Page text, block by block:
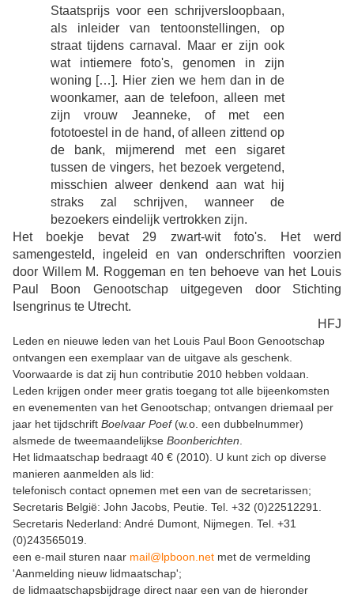
Staatsprijs voor een schrijversloopbaan,
als inleider van tentoonstellingen, op
straat tijdens carnaval. Maar er zijn ook
wat intiemere foto's, genomen in zijn
woning […]. Hier zien we hem dan in de
woonkamer, aan de telefoon, alleen met
zijn vrouw Jeanneke, of met een
fototoestel in de hand, of alleen zittend op
de bank, mijmerend met een sigaret
tussen de vingers, het bezoek vergetend,
misschien alweer denkend aan wat hij
straks zal schrijven, wanneer de
bezoekers eindelijk vertrokken zijn.
Het boekje bevat 29 zwart-wit foto's. Het werd
samengesteld, ingeleid en van onderschriften voorzien
door Willem M. Roggeman en ten behoeve van het Louis
Paul Boon Genootschap uitgegeven door Stichting
Isengrinus te Utrecht.
HFJ
Leden en nieuwe leden van het Louis Paul Boon Genootschap
ontvangen een exemplaar van de uitgave als geschenk.
Voorwaarde is dat zij hun contributie 2010 hebben voldaan.
Leden krijgen onder meer gratis toegang tot alle bijeenkomsten
en evenementen van het Genootschap; ontvangen driemaal per
jaar het tijdschrift Boelvaar Poef(w.o. een dubbelnummer)
alsmede de tweemaandelijkse Boonberichten
Het lidmaatschap bedraagt 40 € (2010). U kunt zich op diverse
manieren aanmelden als lid:
telefonisch contact opnemen met een van de secretarissen;
Secretaris België: John Jacobs, Peutie. Tel. +32 (0)22512291.
Secretaris Nederland: André Dumont, Nijmegen. Tel. +31
(0)243565019.
een e-mail sturen naar mail@lpboon.net met de vermelding
'Aanmelding nieuw lidmaatschap';
de lidmaatschapsbijdrage direct naar een van de hieronder